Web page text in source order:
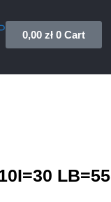
0,00 zł 0 Cart
LB=55